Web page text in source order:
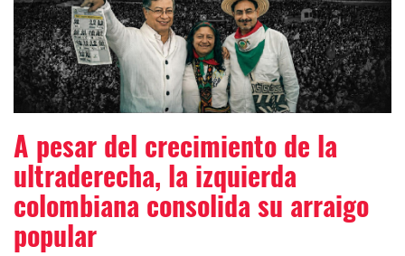
A pesar del crecimiento de la
ultraderecha, la izquierda
colombiana consolida su arraigo
popular